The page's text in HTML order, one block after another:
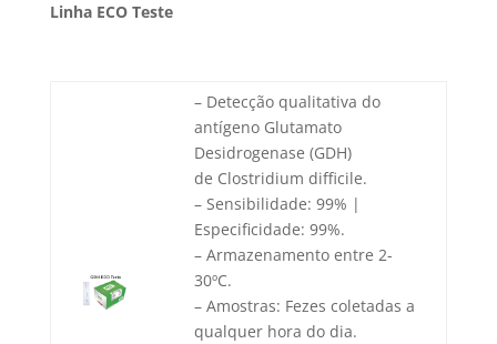
Linha ECO Teste
– Detecção qualitativa do
antígeno Glutamato
Desidrogenase (GDH)
de Clostridium difficile.
– Sensibilidade: 99% |
Especificidade: 99%.
– Armazenamento entre 2-
30ºC.
– Amostras: Fezes coletadas a
qualquer hora do dia.